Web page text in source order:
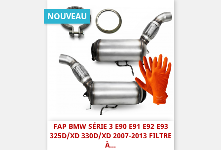
FAP BMW SÉRIE 3 E90 E91 E92 E93
325D/XD 330D/XD 2007-2013 FILTRE
À...
NOUVEAU